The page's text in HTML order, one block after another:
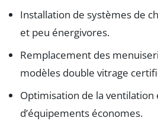
Installation de systèmes de
et peu énergivores.
Remplacement des
modèles double vitrage
Optimisation de la ventilation
d’équipements économes.